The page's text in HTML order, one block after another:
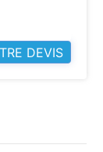
DEVIS